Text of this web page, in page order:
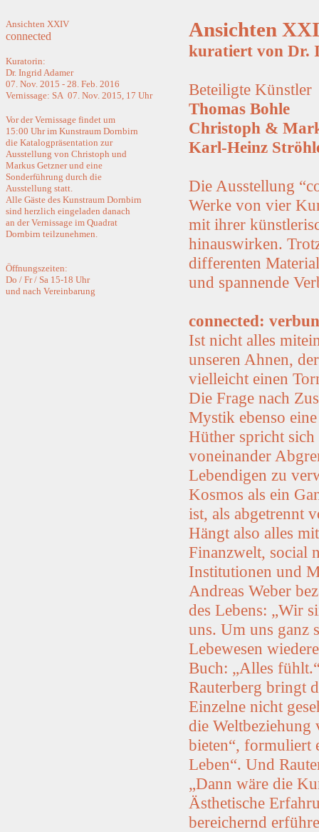
Ansichten XXIV
connected
Kuratorin:
Dr. Ingrid Adamer
07. Nov. 2015 - 28. Feb. 2016
Vernissage: SA 07. Nov. 2015, 17 Uhr
Vor der Vernissage findet um
15:00 Uhr im Kunstraum Dornbirn
die Katalogpräsentation zur
Ausstellung von Christoph und
Markus Getzner und eine
Sonderführung durch die
Ausstellung statt.
Alle Gäste des Kunstraum Dornbirn
sind herzlich eingeladen danach
an der Vernissage im Quadrat
Dornbirn teilzunehmen.
Öffnungszeiten:
Do / Fr / Sa 15-18 Uhr
und nach Vereinbarung
Ansichten
kuratiert von Dr.
Beteiligte Künstler
Thomas Bohle
Christoph &
Karl-Heinz
Die Ausstellung
Werke von vier
mit ihrer
hinauswirken.
differenten
und spannende
connected:
Ist nicht alles
unseren Ahnen,
vielleicht einen
Die Frage nach
Mystik ebenso
Hüther spricht
voneinander
Lebendigen zu
Kosmos als ein
ist, als abgetrennt
Hängt also alles
Finanzwelt, social
Institutionen und
Andreas Weber
des Lebens: „Wir
uns. Um uns ganz
Lebewesen
Buch: „Alles
Rauterberg bringt
Einzelne nicht
die Weltbeziehung
bieten“, formuliert
Leben“. Und
„Dann wäre die
Ästhetische
bereichernd